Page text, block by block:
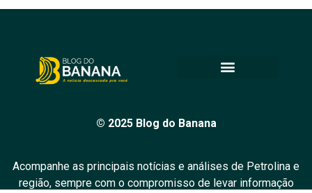
© 2025 Blog do Banana
Acompanhe as principais notícias e análises de Petrolina e
região, sempre com o compromisso de levar informação